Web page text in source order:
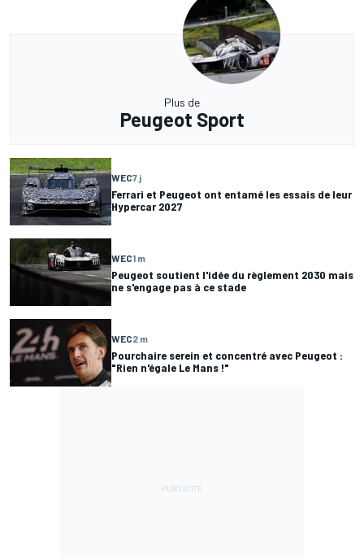
Plus de
Peugeot Sport
WEC7 j
Ferrari et Peugeot ont entamé les essais de leur
Hypercar 2027
WEC1 m
Peugeot soutient l'idée du règlement 2030 mais
ne s'engage pas à ce stade
WEC2 m
Pourchaire serein et concentré avec Peugeot :
"Rien n'égale Le Mans !"